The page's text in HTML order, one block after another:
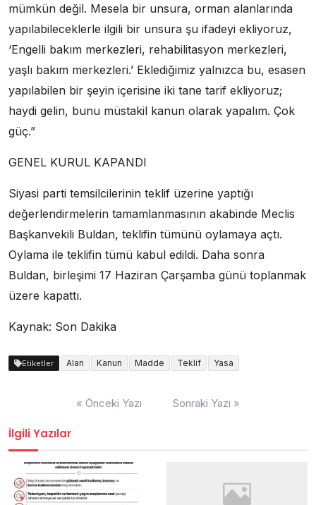
mümkün değil. Mesela bir unsura, orman alanlarında
yapılabileceklerle ilgili bir unsura şu ifadeyi ekliyoruz,
‘Engelli bakım merkezleri, rehabilitasyon merkezleri,
yaşlı bakım merkezleri.’ Eklediğimiz yalnızca bu, esasen
yapılabilen bir şeyin içerisine iki tane tarif ekliyoruz;
haydi gelin, bunu müstakil kanun olarak yapalım. Çok
güç.”
GENEL KURUL KAPANDI
Siyasi parti temsilcilerinin teklif üzerine yaptığı
değerlendirmelerin tamamlanmasının akabinde Meclis
Başkanvekili Buldan, teklifin tümünü oylamaya açtı.
Oylama ile teklifin tümü kabul edildi. Daha sonra
Buldan, birleşimi 17 Haziran Çarşamba günü toplanmak
üzere kapattı.
Kaynak: Son Dakika
Etiketler Alan Kanun Madde Teklif Yasa
« Önceki Yazı Sonraki Yazı »
İlgili Yazılar